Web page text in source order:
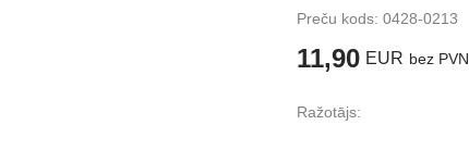
Preču kods: 0428-0213
11,90 EUR bez PVN
Ražotājs: